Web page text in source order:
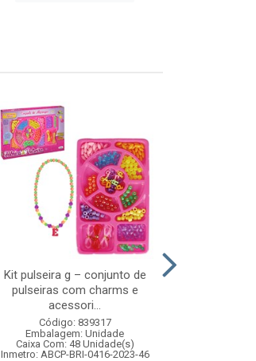
Kit pulseira g – conjunto de
pulseiras com charms e
acessori...
Código: 839317
Embalagem: Unidade
Caixa Com: 48 Unidade(s)
Inmetro: ABCP-BRI-0416-2023-46